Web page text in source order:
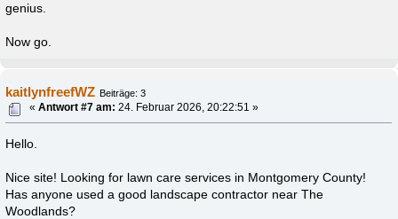
genius.
Now go.
kaitlynfreefWZ Beiträge: 3
«Antwort #7 am: 24. Februar 2026, 20:22:51 »
Hello.
Nice site! Looking for lawn care services in Montgomery County!
Has anyone used a good landscape contractor near The
Woodlands?